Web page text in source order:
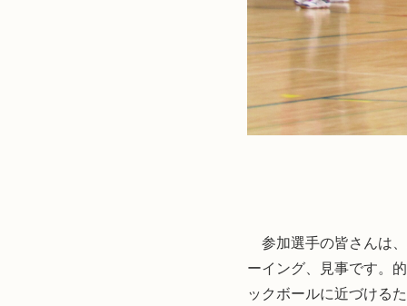
参加選手の皆さんは
ーイング、見事です。
ックボールに近づける